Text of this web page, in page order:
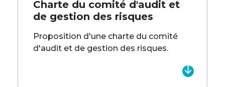
Charte du comité d'audit et
de gestion des risques
Proposition d'une charte du comité
d'audit et de gestion des risques.